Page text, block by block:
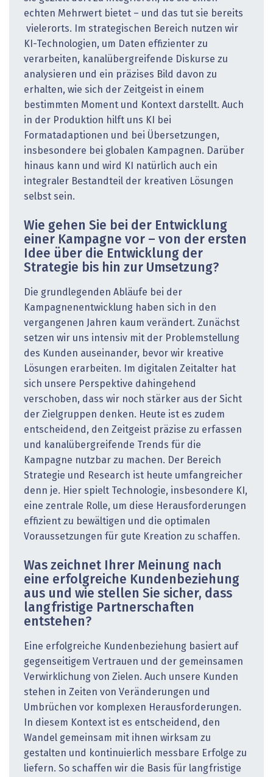
echten Mehrwert bietet – und das tut sie bereits
vieler­orts. Im strategischen Bereich nutzen wir
KI-Technologien, um Daten effizienter zu
verarbeiten, kanalübergreifende Diskurse zu
analysieren und ein präzises Bild davon zu
erhalten, wie sich der Zeitgeist in einem
bestimmten Moment und Kontext darstellt. Auch
in der Produktion hilft uns KI bei
Formatadaptionen und bei Übersetzungen,
insbesondere bei globalen Kampagnen. Darüber
hinaus kann und wird KI natürlich auch ein
integraler Bestandteil der kreativen Lösungen
selbst sein.
Wie gehen Sie bei der Entwicklung
einer Kampagne vor – von der ersten
Idee über die Entwicklung der
Strategie bis hin zur Umsetzung?
Die grundlegenden Abläufe bei der
Kampagnenentwicklung haben sich in den
vergangenen Jahren kaum verändert. Zunächst
setzen wir uns intensiv mit der Problemstellung
des Kunden auseinander, bevor wir kreative
Lösungen erarbeiten. Im digitalen Zeitalter hat
sich unsere Perspektive dahingehend
verschoben, dass wir noch stärker aus der Sicht
der Zielgruppen denken. Heute ist es zudem
entscheidend, den Zeitgeist präzise zu erfassen
und kanalübergreifende Trends für die
Kampagne nutzbar zu machen. Der Bereich
Strategie und Research ist heute umfangreicher
denn je. Hier spielt Technologie, insbesondere KI,
eine zentrale Rolle, um diese Herausforderungen
effizient zu bewältigen und die optimalen
Voraussetzungen für gute Kreation zu schaffen.
Was zeichnet Ihrer Meinung nach
eine erfolgreiche Kunden­beziehung
aus und wie stellen Sie sicher, dass
langfristige Partnerschaften
entstehen?
Eine erfolgreiche Kundenbeziehung basiert auf
gegenseitigem Vertrauen und der gemeinsamen
Verwirklichung von Zielen. Auch unsere Kunden
stehen in Zeiten von Veränderungen und
Umbrüchen vor komplexen Herausforderungen.
In diesem Kontext ist es entscheidend, den
Wandel gemeinsam mit ihnen wirksam zu
gestalten und kontinuierlich messbare Erfolge zu
liefern. So schaffen wir die Basis für langfristige